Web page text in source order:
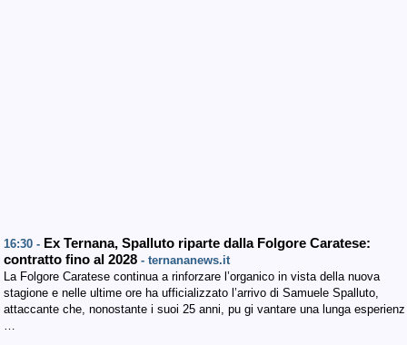
16:30 - Ex Ternana, Spalluto riparte dalla Folgore Caratese:
contratto fino al 2028 - ternananews.it
La Folgore Caratese continua a rinforzare l’organico in vista della nuova
stagione e nelle ultime ore ha ufficializzato l’arrivo di Samuele Spalluto,
attaccante che, nonostante i suoi 25 anni, pu gi vantare una lunga esperienz
…